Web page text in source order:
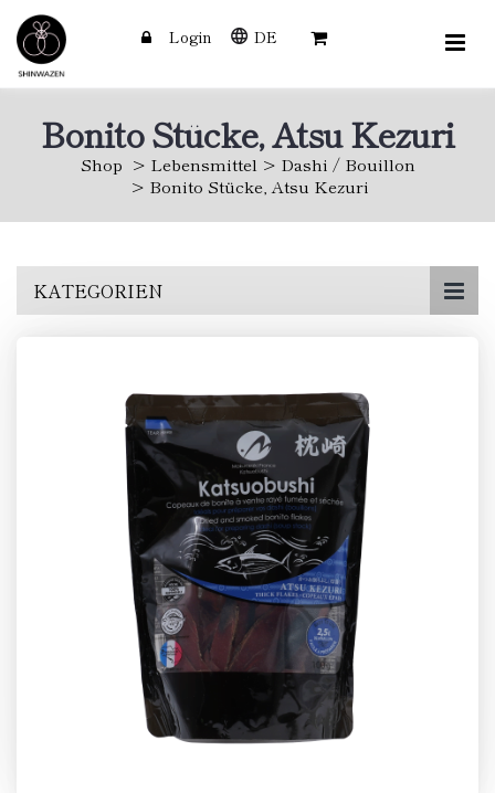
Login DE
Bonito Stücke, Atsu Kezuri
Shop Lebensmittel
Dashi / Bouillon
Bonito Stücke, Atsu Kezuri
KATEGORIEN